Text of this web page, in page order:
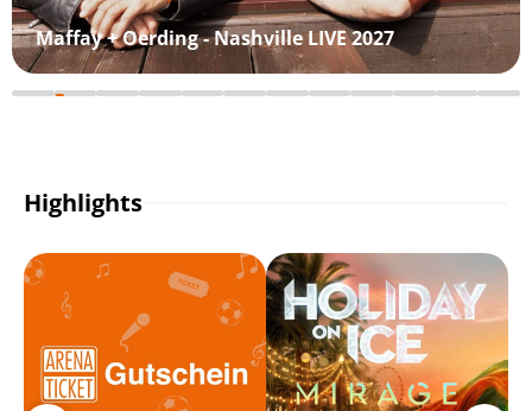
Maffay + Oerding - Nashville LIVE 2027
Highlights